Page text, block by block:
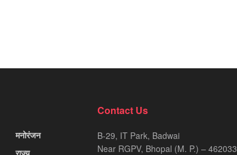
मनोरंजन
राज्य
Contact Us
B-29, IT Park, Badwai
Near RGPV, Bhopal (M. P.) – 462033